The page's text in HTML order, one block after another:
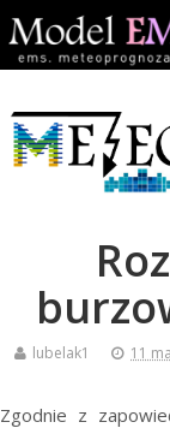
lubelak1 11
Zgodnie z